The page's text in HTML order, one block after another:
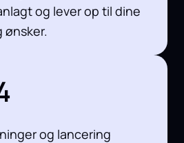
og lever op til dine
og lancering